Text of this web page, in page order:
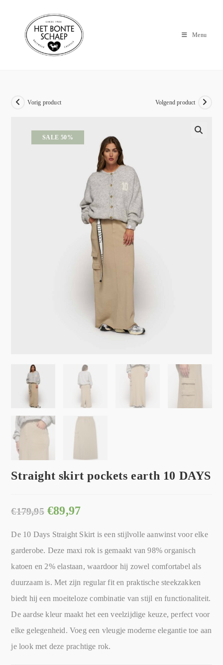
Menu
SALE 50%
Vorig product Volgend product
Straight skirt pockets earth 10 DAYS
€179,95 €89,97
De 10 Days Straight Skirt is een stijlvolle aanwinst voor elke
garderobe. Deze maxi rok is gemaakt van 98% organisch
katoen en 2% elastaan, waardoor hij zowel comfortabel als
duurzaam is. Met zijn regular fit en praktische steekzakken
biedt hij een moeiteloze combinatie van stijl en functionaliteit.
De aardse kleur maakt het een veelzijdige keuze, perfect voor
elke gelegenheid. Voeg een vleugje moderne elegantie toe aan
je look met deze prachtige rok.